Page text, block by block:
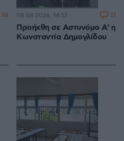
38
Προήχθη σε Αστυνόμο Α' η
Κωνσταντία Δημογλίδου
08.08.2026, 14:57 21